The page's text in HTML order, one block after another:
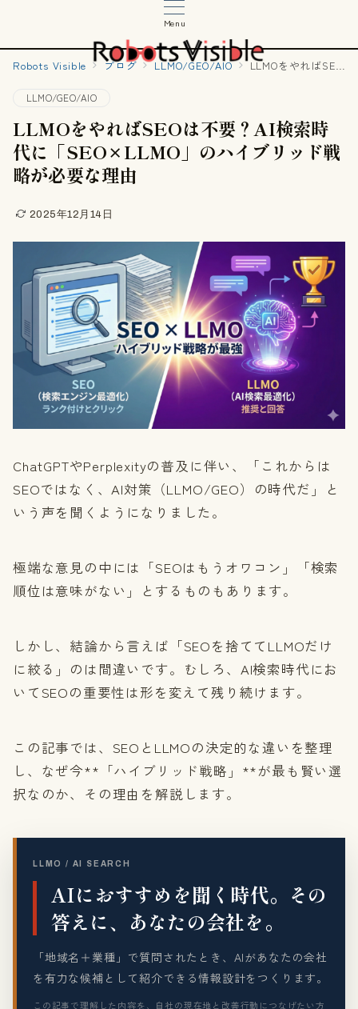
Menu
Robots Visible ブログ LLMO/GEO/AIO LLMOをやればSEOは不要？AI検索時代に「SEO×LLMO」のハイブリッド戦略が必要な理由
LLMO/GEO/AIO
LLMOをやればSEOは不要？AI検索時
代に「SEO×LLMO」のハイブリッド戦
略が必要な理由
2025年12月14日
ChatGPTやPerplexityの普及に伴い、「これからは
SEOではなく、AI対策（LLMO/GEO）の時代だ」と
いう声を聞くようになりました。
極端な意見の中には「SEOはもうオワコン」「検索
順位は意味がない」とするものもあります。
しかし、結論から言えば「SEOを捨ててLLMOだけ
に絞る」のは間違いです。むしろ、AI検索時代にお
いてSEOの重要性は形を変えて残り続けます。
この記事では、SEOとLLMOの決定的な違いを整理
し、なぜ今**「ハイブリッド戦略」**が最も賢い選
択なのか、その理由を解説します。
LLMO / AI SEARCH
AIにおすすめを聞く時代。その
答えに、あなたの会社を。
「地域名＋業種」で質問されたとき、AIがあなたの会社
を有力な候補として紹介できる情報設計をつくります。
この記事で理解した内容を、自社の現在地と改善行動につなげたい方